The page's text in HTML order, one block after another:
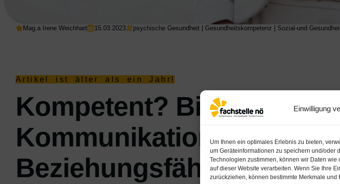
Einwilligung
Um Ihnen ein optimales Erlebnis zu bieten,
um Geräteinformationen zu speichern und/oder
Technologien zustimmen, können wir Daten
auf dieser Website verarbeiten. Wenn Sie Ihre
zurückziehen, können bestimmte Merkmale und
Mag.a Irene Weichhart 15.03.2023 psychische Gesundheit | Gesundheitskompetenz | Sozial-und
Artikel ist älter als ein Jahr!
Kompetent? Bin ich! (Teil
Beziehungsfähigkeit